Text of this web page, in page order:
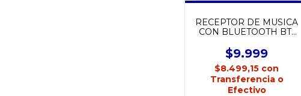
RECEPTOR DE MUSICA
CON BLUETOOTH BT-
$9.999
$8.499,15 con
Transferencia o
Efectivo